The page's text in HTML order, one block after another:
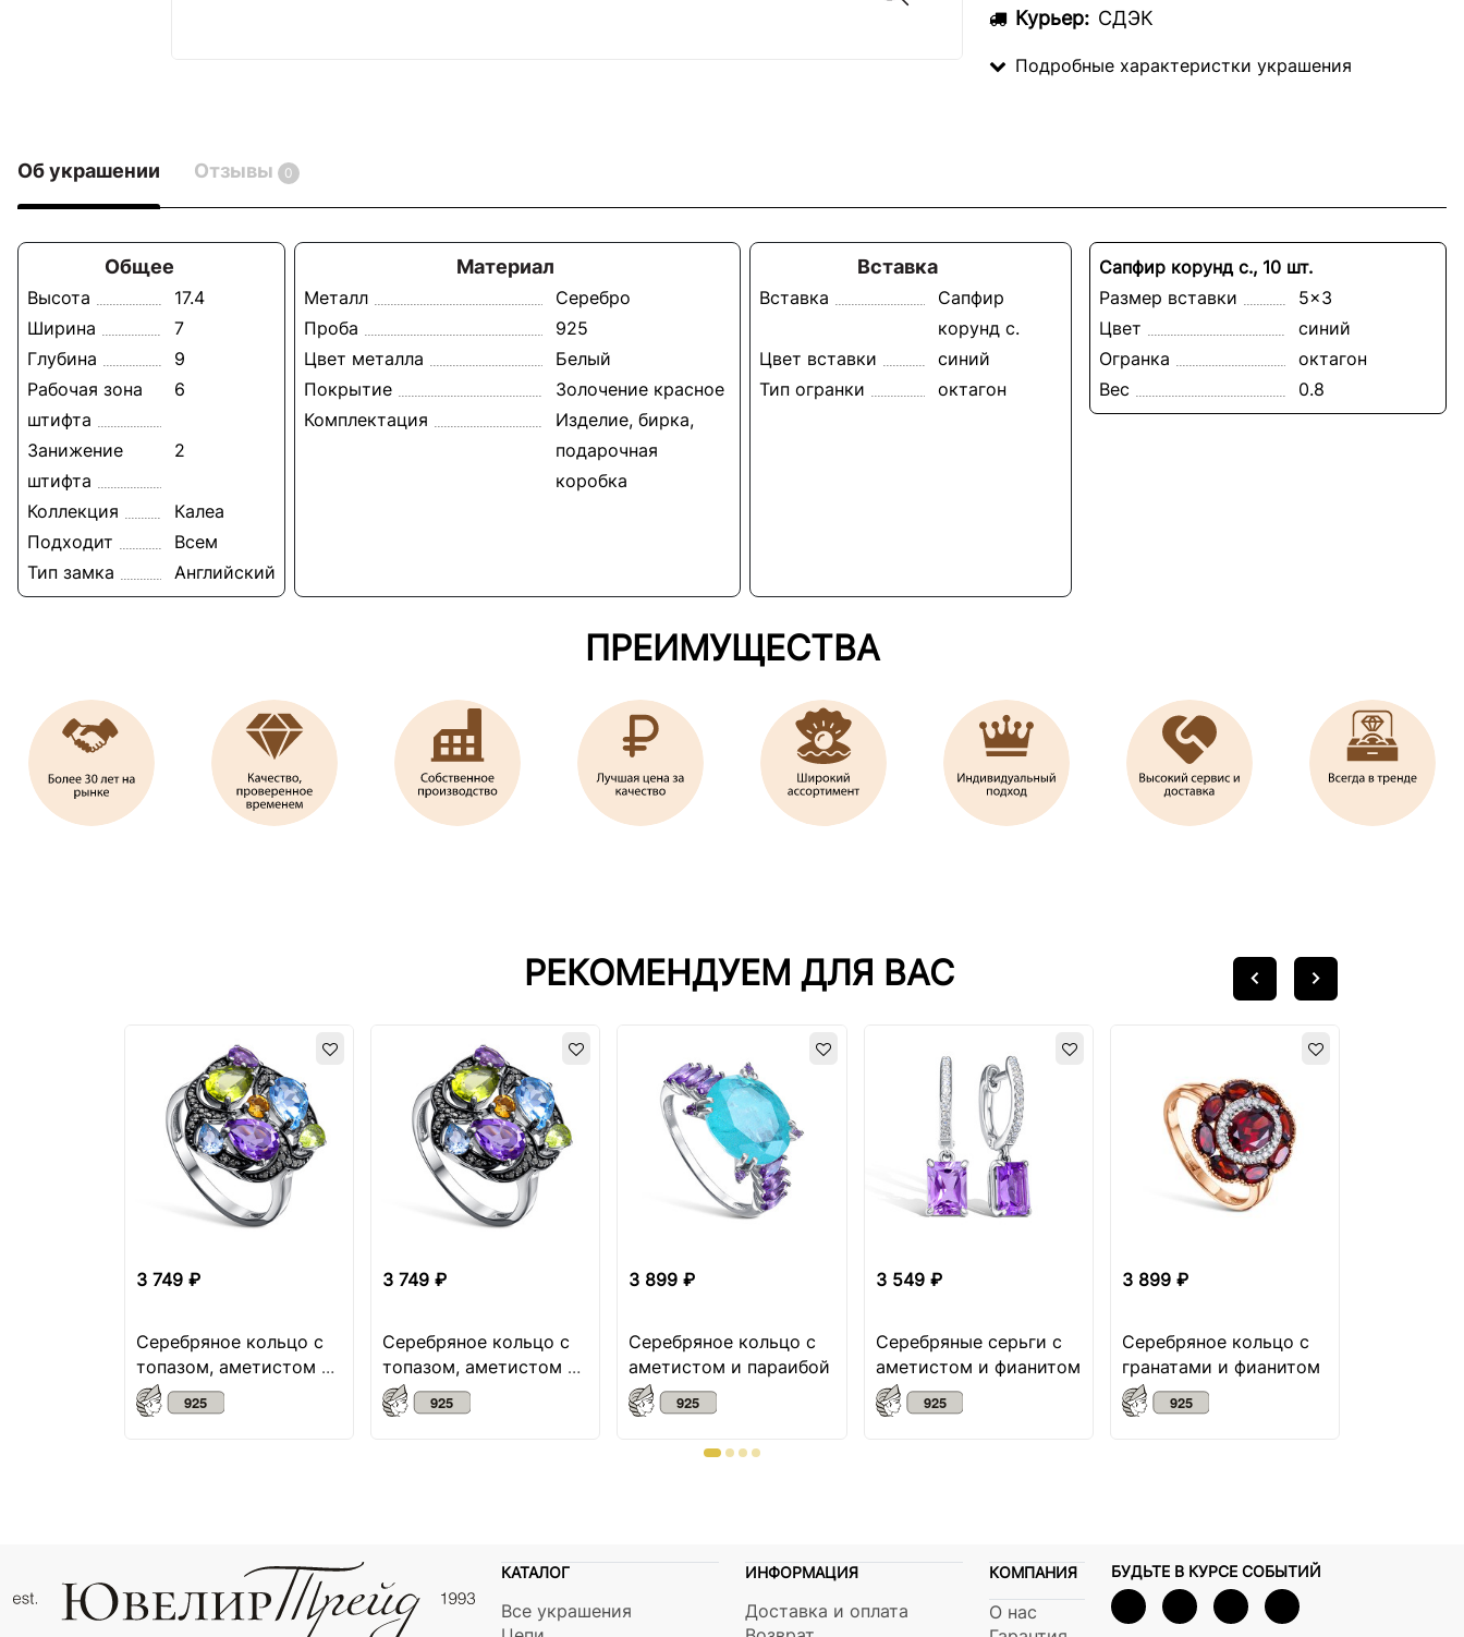
Курьер: СДЭК
Подробные характеристки украшения
Об украшении Отзывы 0
Общее
Высота
17.4
Ширина
7
Глубина
9
Рабочая зона
штифта
6
Занижение
штифта
2
Коллекция
Калеа
Подходит
Всем
Тип замка
Английский
Материал
Металл
Серебро
Проба
925
Цвет металла
Белый
Покрытие
Золочение красное
Комплектация
Изделие, бирка,
подарочная
коробка
Вставка
Вставка
Сапфир
корунд с.
Цвет вставки
синий
Тип огранки
октагон
Сапфир корунд с., 10 шт.
Размер вставки
5x3
Цвет
синий
Огранка
октагон
Вес
0.8
ПРЕИМУЩЕСТВА
РЕКОМЕНДУЕМ ДЛЯ ВАС
3 749 ₽
Серебряное кольцо с
топазом, аметистом и
миксом камней
3 749 ₽
Серебряное кольцо с
топазом, аметистом и
миксом камней
3 899 ₽
Серебряное кольцо с
аметистом и параибой
3 549 ₽
Серебряные серьги с
аметистом и фианитом
3 899 ₽
Серебряное кольцо с
гранатами и фианитом
КАТАЛОГ
Все украшения
ИНФОРМАЦИЯ
Доставка и оплата
КОМПАНИЯ
О нас
БУДЬТЕ В КУРСЕ СОБЫТИЙ